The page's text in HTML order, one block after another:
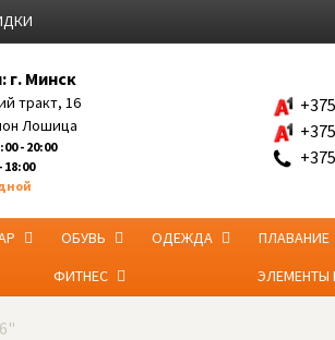
г. Минск
тракт, 16
Лошица
- 20:00
18:00
ОБУВЬ ОДЕЖДА ПЛАВАНИЕ
ФИТНЕС ЭЛЕМЕНТЫ